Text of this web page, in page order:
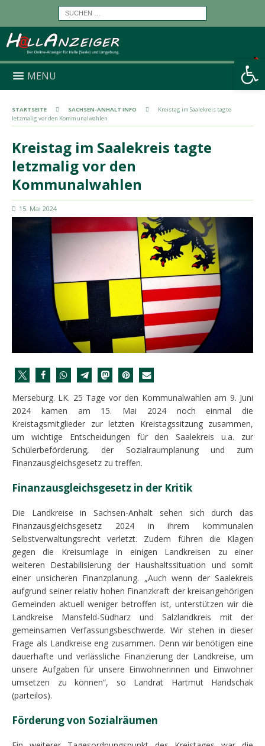
Werkzeugleiste öffnen
MENU
STARTSEITE SACHSEN-ANHALT INFO
Kreistag im Saalekreis tagte
letzmalig vor den Kommunalwahlen
Kreistag im Saalekreis tagte
letzmalig vor den
Kommunalwahlen
15. Mai 2024
Merseburg. LK. 25 Tage vor den Kommunalwahlen am 9. Juni
2024 kamen am 15. Mai 2024 noch einmal die
Kreistagsmitglieder zur letzten Kreistagssitzung zusammen,
um wichtige Entscheidungen für den Saalekreis u.a. zur
Schülerbeförderung, der Sozialraumplanung und zum
Finanzausgleichsgesetz zu treffen.
Finanzausgleichsgesetz in der Kritik
Die Landkreise in Sachsen-Anhalt sehen sich durch das
Finanzausgleichsgesetz 2024 in ihrem kommunalen
Selbstverwaltungsrecht verletzt. Zudem führen die Klagen
gegen die Kreisumlage in einigen Landkreisen zu einer
weiteren Destabilisierung der Haushaltssituation und somit
einer unsicheren Finanzplanung. „Auch wenn der Saalekreis
aufgrund seiner relativ hohen Finanzkraft der kreisangehörigen
Gemeinden aktuell weniger betroffen ist, unterstützen wir die
Landkreise Mansfeld-Südharz und Salzlandkreis mit der
gemeinsamen Verfassungsbeschwerde. Wir stehen in dieser
Frage als Landkreise eng zusammen. Denn wir benötigen eine
dauerhafte und verlässliche Finanzierung der Landkreise, um
unsere Aufgaben für unsere Einwohnerinnen und Einwohner
umsetzen zu können“, so Landrat Hartmut Handschak
(parteilos).
Förderung von Sozialräumen